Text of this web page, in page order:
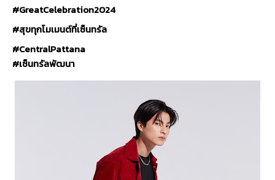
#GreatCelebration2024
#สุขทุกโมเมนต์ที่เซ็นทรัล
#CentralPattana
#เซ็นทรัลพัฒนา